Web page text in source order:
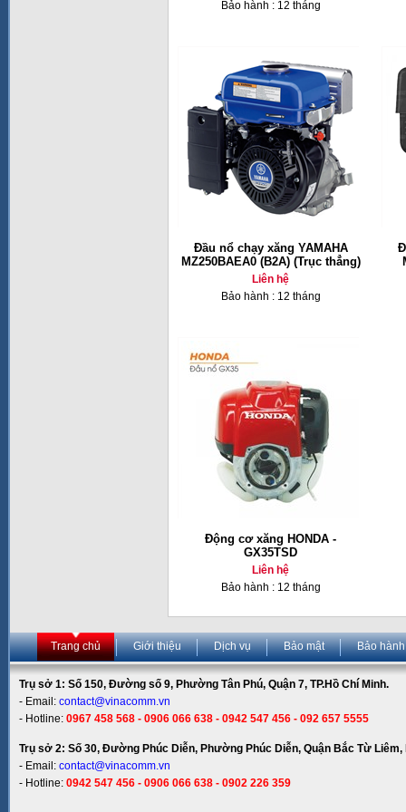
Bảo hành : 12 tháng
Đầu nổ chạy xăng YAMAHA
MZ250BAEA0 (B2A) (Trục thẳng)
Liên hệ
Bảo hành : 12 tháng
Động cơ xăng HONDA -
GX35TSD
Liên hệ
Bảo hành : 12 tháng
Trang chủ Giới thiệu Dịch vụ Bảo mật Bảo hành
Trụ sở 1: Số 150, Đường số 9, Phường Tân Phú, Quận 7, TP.Hồ Chí Minh.
- Email: contact@vinacomm.vn
- Hotline: 0967 458 568 - 0906 066 638 - 0942 547 456 - 092 657 5555
Trụ sở 2: Số 30, Đường Phúc Diễn, Phường Phúc Diễn, Quận Bắc Từ Liêm,
- Email: contact@vinacomm.vn
- Hotline: 0942 547 456 - 0906 066 638 - 0902 226 359